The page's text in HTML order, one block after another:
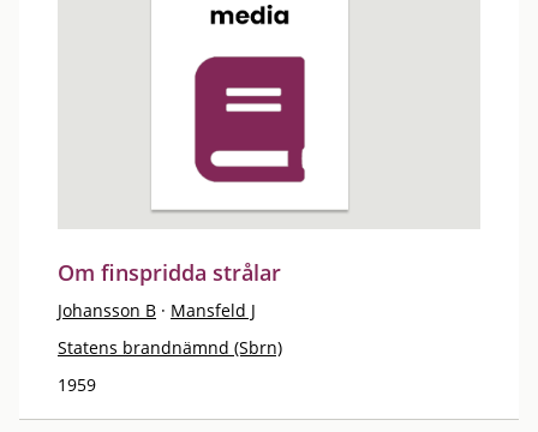
Om finspridda strålar
Johansson B · Mansfeld J
Statens brandnämnd (Sbrn)
1959